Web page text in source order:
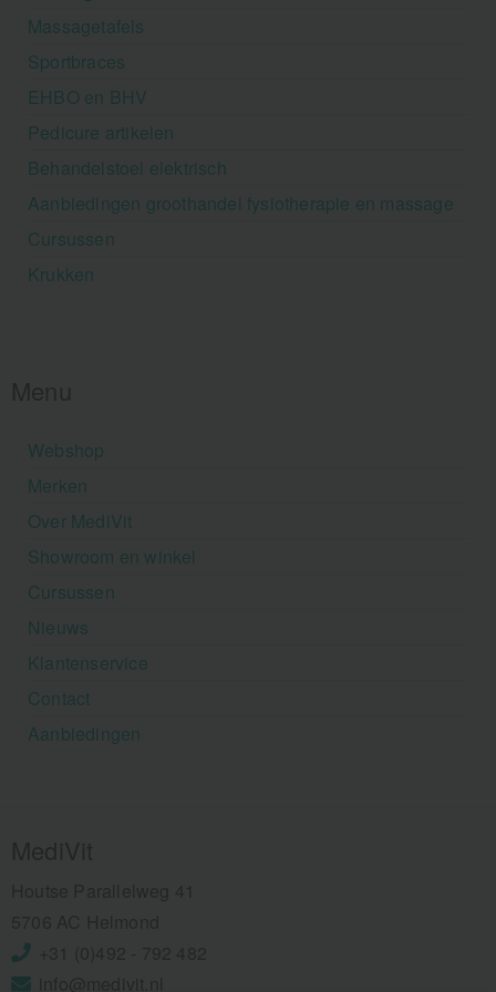
Massagetafels
Sportbraces
EHBO en BHV
Pedicure artikelen
Behandelstoel elektrisch
Aanbiedingen groothandel fysiotherapie en massage
Cursussen
Krukken
Webshop
Merken
Over MediVit
Showroom en winkel
Cursussen
Nieuws
Klantenservice
Contact
Aanbiedingen